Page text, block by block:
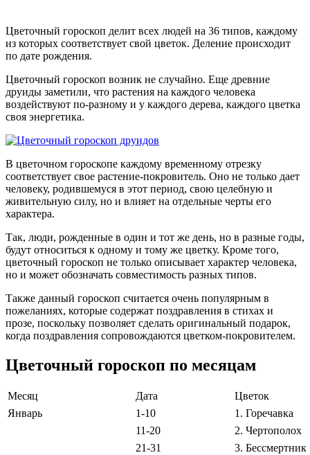
Цветочный гороскоп делит всех людей на 36 типов, каждому
из которых соответствует свой цветок. Деление происходит
по дате рождения.
Цветочный гороскоп возник не случайно. Еще древние
друиды заметили, что растения на каждого человека
воздействуют по-разному и у каждого дерева, каждого цветка
своя энергетика.
В цветочном гороскопе каждому временному отрезку
соответствует свое растение-покровитель. Оно не только дает
человеку, родившемуся в этот период, свою целебную и
живительную силу, но и влияет на отдельные черты его
характера.
Так, люди, рожденные в один и тот же день, но в разные годы,
будут относиться к одному и тому же цветку. Кроме того,
цветочный гороскоп не только описывает характер человека,
но и может обозначать совместимость разных типов.
Также данный гороскоп считается очень популярным в
пожеланиях, которые содержат поздравления в стихах и
прозе, поскольку позволяет сделать оригинальный подарок,
когда поздравления сопровождаются цветком-покровителем.
Цветочный гороскоп по месяцам
Месяц Дата
Цветок
Январь
1-10
1. Горечавка
11-20
2. Чертополох
21-31
3. Бессмертник